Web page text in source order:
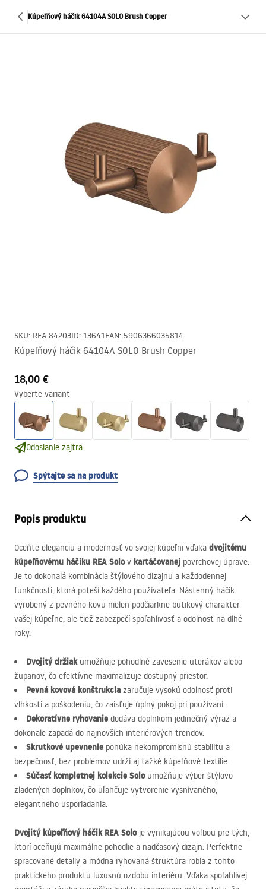
Kúpeľňový háčik 64104A SOLO Brush Copper
SKU: REA-84203ID: 13641EAN: 5906366035814
Kúpeľňový háčik 64104A SOLO Brush Copper
18,00 €
Vyberte variant
Odoslanie zajtra.
Spýtajte sa na produkt
Popis produktu
Oceňte eleganciu a modernosť vo svojej kúpeľni vďaka dvojitému
kúpeľňovému háčiku REA Solov kartáčovanej povrchovej úprave.
Je to dokonalá kombinácia štýlového dizajnu a každodennej
funkčnosti, ktorá poteší každého používateľa. Nástenný háčik
vyrobený z pevného kovu nielen podčiarkne butikový charakter
vašej kúpeľne, ale tiež zabezpečí spoľahlivosť a odolnosť na dlhé
roky.
Dvojitý držiakumožňuje pohodlné zavesenie uterákov alebo
županov, čo efektívne maximalizuje dostupný priestor.
Pevná kovová konštrukcia zaručuje vysokú odolnosť proti
vlhkosti a poškodeniu, čo zaisťuje úplný pokoj pri používaní.
Dekoratívne ryhovanie dodáva doplnkom jedinečný výraz a
dokonale zapadá do najnovších interiérových trendov.
Skrutkové upevnenie ponúka nekompromisnú stabilitu a
bezpečnosť, bez problémov udrží aj ťažké kúpeľňové textílie.
Súčasť kompletnej kolekcie Soloumožňuje výber štýlovo
zladených doplnkov, čo uľahčuje vytvorenie vysnívaného,
elegantného usporiadania.
Dvojitý kúpeľňový háčik REA Soloje vynikajúcou voľbou pre tých,
ktorí oceňujú maximálne pohodlie a nadčasový dizajn. Perfektne
spracované detaily a módna ryhovaná štruktúra robia z tohto
praktického produktu luxusnú ozdobu interiéru. Vďaka spoľahlivej